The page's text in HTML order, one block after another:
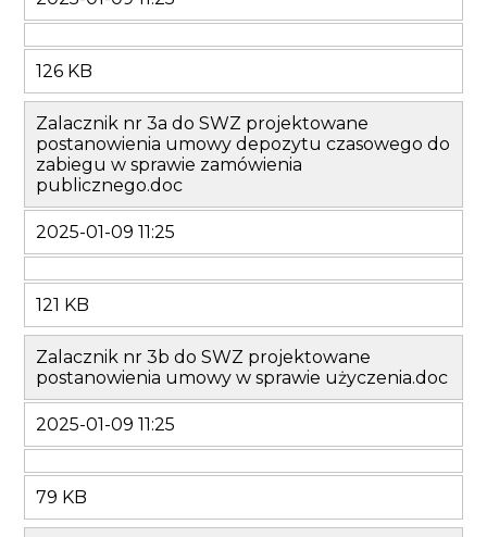
126 KB
Zalacznik nr 3a do SWZ projektowane
postanowienia umowy depozytu czasowego do
zabiegu w sprawie zamówienia
publicznego.doc
2025-01-09 11:25
121 KB
Zalacznik nr 3b do SWZ projektowane
postanowienia umowy w sprawie użyczenia.doc
2025-01-09 11:25
79 KB